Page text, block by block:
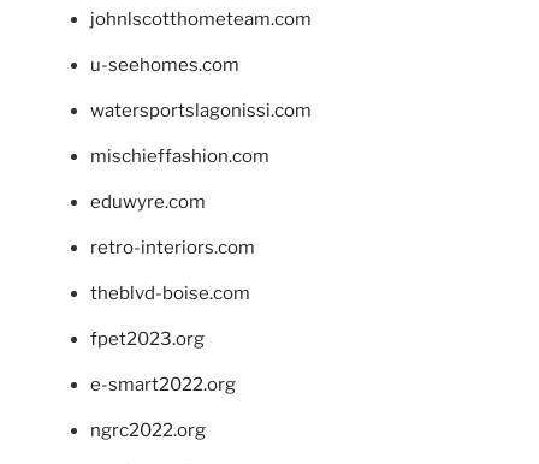
johnlscotthometeam.com
u-seehomes.com
watersportslagonissi.com
mischieffashion.com
eduwyre.com
retro-interiors.com
theblvd-boise.com
fpet2023.org
e-smart2022.org
ngrc2022.org